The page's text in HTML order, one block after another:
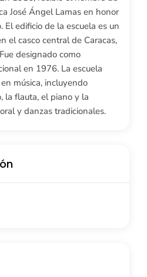
José Ángel Lamas en honor
El edificio de la escuela es un
el casco central de Caracas,
designado como
en 1976. La escuela
música, incluyendo
la flauta, el piano y la
y danzas tradicionales.